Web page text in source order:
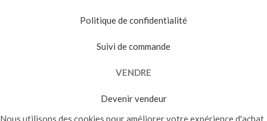
Politique de confidentialité
Suivi de commande
VENDRE
Devenir vendeur
Nous utilisons des cookies pour améliorer votre expérience d'achat.